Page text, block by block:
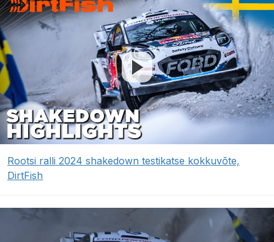
Rootsi ralli 2024 shakedown testikatse kokkuvõte,
DirtFish